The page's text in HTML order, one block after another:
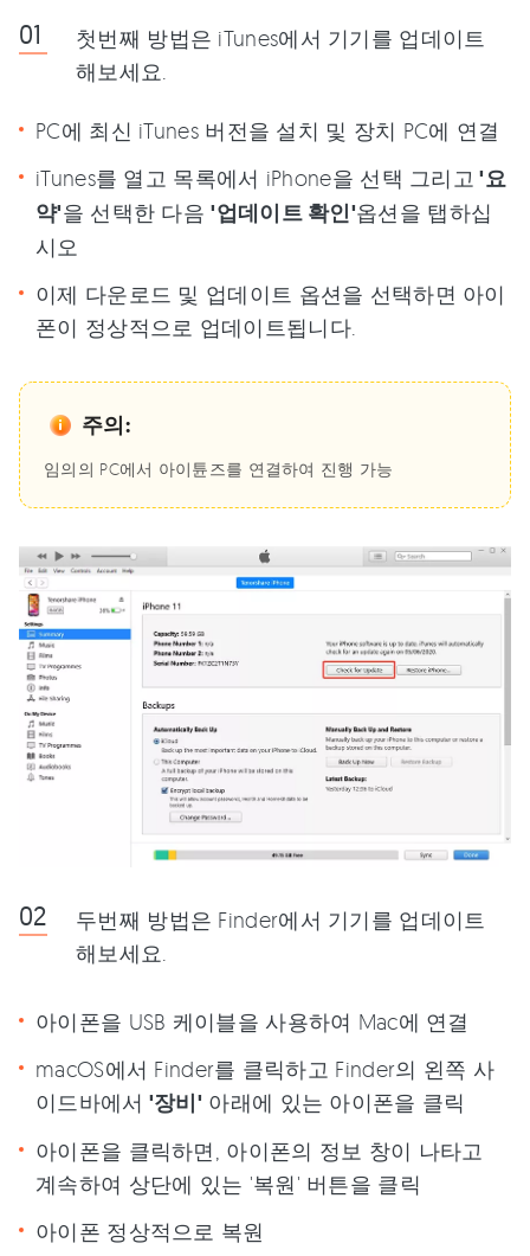
첫번째 방법은 iTunes에서 기기를 업데이트
해보세요.
PC에 최신 iTunes 버전을 설치 및 장치 PC에 연결
iTunes를 열고 목록에서 iPhone을 선택 그리고 '요
약'을 선택한 다음'업데이트 확인'옵션을 탭하십
시오
이제 다운로드 및 업데이트 옵션을 선택하면 아이
폰이 정상적으로 업데이트됩니다.
주의:
임의의 PC에서 아이튠즈를 연결하여 진행 가능
두번째 방법은 Finder에서 기기를 업데이트
해보세요.
아이폰을 USB 케이블을 사용하여 Mac에 연결
macOS에서 Finder를 클릭하고 Finder의 왼쪽 사
이드바에서 '장비' 아래에 있는 아이폰을 클릭
아이폰을 클릭하면, 아이폰의 정보 창이 나타고
계속하여 상단에 있는 '복원' 버튼을 클릭
아이폰 정상적으로 복원